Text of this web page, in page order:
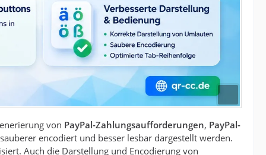
von PayPal-Zahlungsaufforderungen, PayPal-
encodiert und besser lesbar dargestellt werden.
Auch die Darstellung und Encodierung von